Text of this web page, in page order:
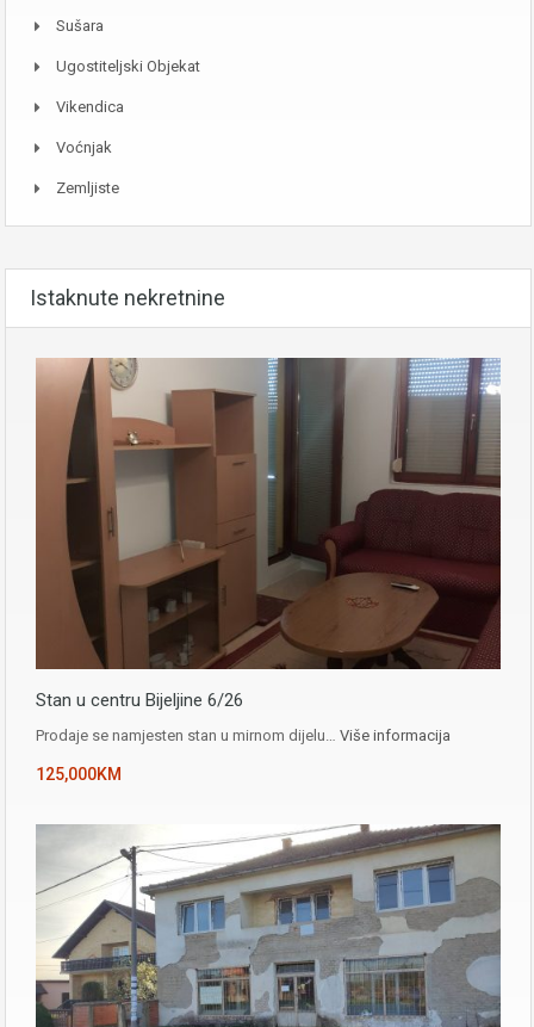
Sušara
Ugostiteljski Objekat
Vikendica
Voćnjak
Zemljiste
Istaknute nekretnine
Stan u centru Bijeljine 6/26
Prodaje se namjesten stan u mirnom dijelu… Više informacija
125,000KM